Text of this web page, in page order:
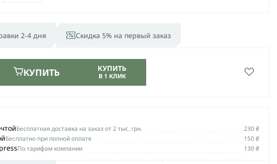
2-4 дня Скидка 5% на первый заказ
КУПИТЬ КУПИТЬ
В 1 КЛИК
Беcплатная доставка на заказ от 2 тыс. грн. 230 ₴
Бесплатно при полной оплате 150 ₴
По тарифам компании 130 ₴